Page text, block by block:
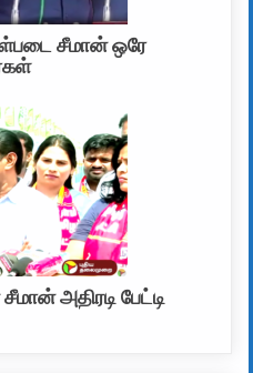
சீமான் ஒரே
அதிரடி பேட்டி